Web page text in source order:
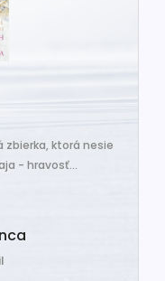
zbierka, ktorá nesie
- hravosť...